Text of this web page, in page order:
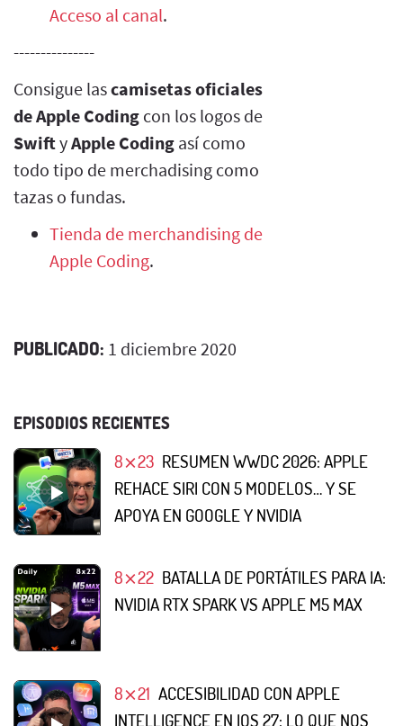
Acceso al canal.
---------------
Consigue lascamisetas oficiales
de Apple Coding con los logos de
SwiftyApple Coding así como
todo tipo de merchadising como
tazas o fundas.
Tienda de merchandising de
Apple Coding.
PUBLICADO: 1 diciembre 2020
EPISODIOS RECIENTES
8⨯23 RESUMEN WWDC 2026: APPLE
REHACE SIRI CON 5 MODELOS… Y SE
APOYA EN GOOGLE Y NVIDIA
8⨯22 BATALLA DE PORTÁTILES PARA IA:
NVIDIA RTX SPARK VS APPLE M5 MAX
8⨯21 ACCESIBILIDAD CON APPLE
INTELLIGENCE EN IOS 27: LO QUE NOS